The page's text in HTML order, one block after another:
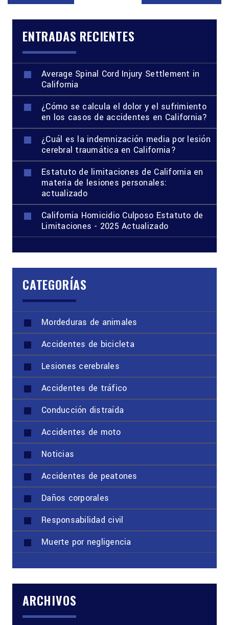
ENTRADAS RECIENTES
Average Spinal Cord Injury Settlement in
California
¿Cómo se calcula el dolor y el sufrimiento
en los casos de accidentes en California?
¿Cuál es la indemnización media por lesión
cerebral traumática en California?
Estatuto de limitaciones de California en
materia de lesiones personales:
actualizado
California Homicidio Culposo Estatuto de
Limitaciones - 2025 Actualizado
CATEGORÍAS
Mordeduras de animales
Accidentes de bicicleta
Lesiones cerebrales
Accidentes de tráfico
Conducción distraída
Accidentes de moto
Noticias
Accidentes de peatones
Daños corporales
Responsabilidad civil
Muerte por negligencia
ARCHIVOS